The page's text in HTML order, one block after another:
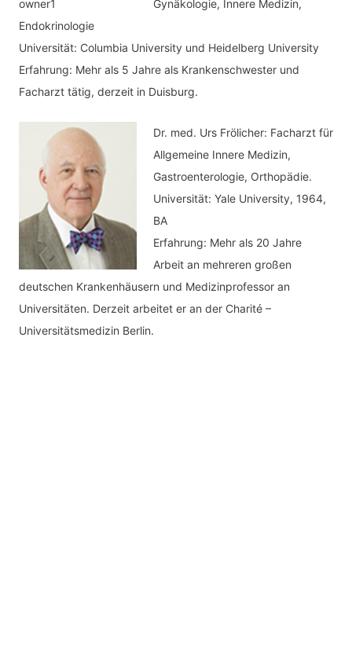
Gynäkologie, Innere Medizin,
Endokrinologie
Universität: Columbia University und Heidelberg University
Erfahrung: Mehr als 5 Jahre als Krankenschwester und
Facharzt tätig, derzeit in Duisburg.
Dr. med. Urs Frölicher: Facharzt für
Allgemeine Innere Medizin,
Gastroenterologie, Orthopädie.
Universität: Yale University, 1964,
BA
Erfahrung: Mehr als 20 Jahre
Arbeit an mehreren großen
deutschen Krankenhäusern und Medizinprofessor an
Universitäten. Derzeit arbeitet er an der Charité –
Universitätsmedizin Berlin.